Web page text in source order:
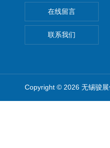
在线留言
联系我们
Copyright © 2026 无锡骏